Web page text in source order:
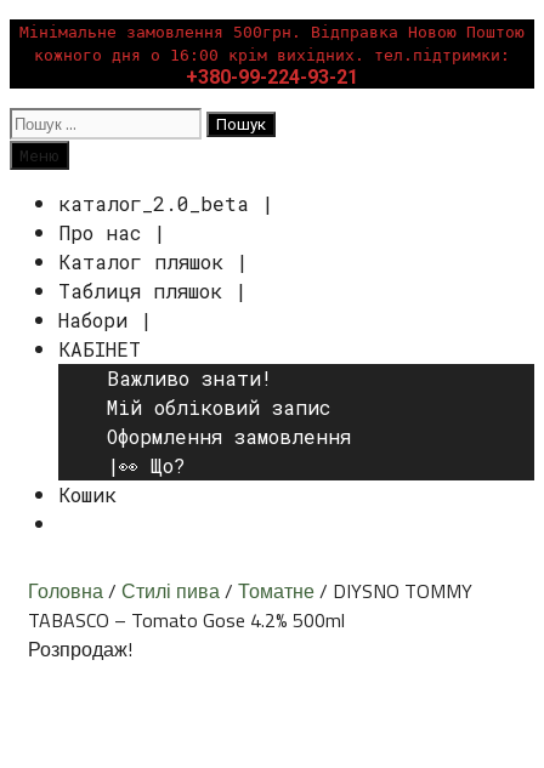
Перейти
вмісту
Мінімальне замовлення 500грн. Відправка Новою Поштою
кожного дня о 16:00 крім вихідних. тел.підтримки:
+380-99-224-93-21
Пошук:
Пошук
Меню
каталог_2.0_beta |
Про нас |
Каталог пляшок |
Таблиця пляшок |
Набори |
КАБІНЕТ
Важливо знати!
Мій обліковий запис
Оформлення замовлення
|👀 Що?
Кошик
Головна/ Стилі пива/ Томатне/ DIYSNO TOMMY
TABASCO – Tomato Gose 4.2% 500ml
Розпродаж!